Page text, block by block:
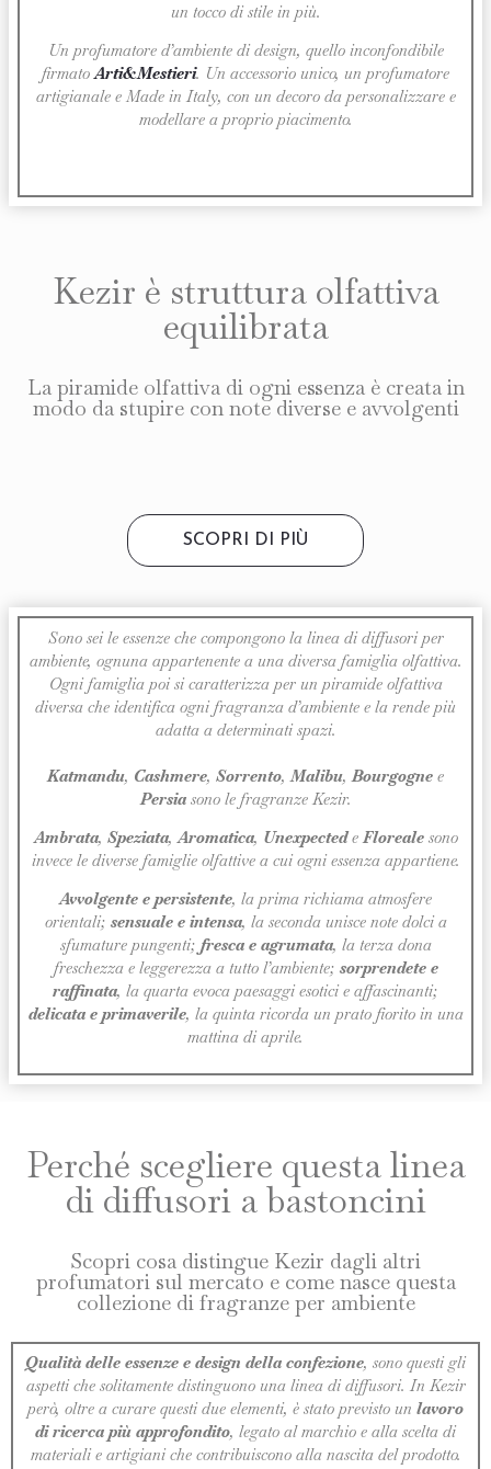
un tocco di stile in più.
Un profumatore d’ambiente di design, quello inconfondibile
firmatoArti&Mestieri. Un accessorio unico, un profumatore
artigianale e Made in Italy, con un decoro da personalizzare e
modellare a proprio piacimento.
Kezir è struttura olfattiva
equilibrata
La piramide olfattiva di ogni essenza è creata in
modo da stupire con note diverse e avvolgenti
SCOPRI DI PIÙ
Sono sei le essenze che compongono la linea di diffusori per
ambiente, ognuna appartenente a una diversa famiglia olfattiva.
Ogni famiglia poi si caratterizza per un piramide olfattiva
diversa che identifica ogni fragranza d’ambiente e la rende più
adatta a determinati spazi.
Katmandu, Cashmere, Sorrento, Malibu, Bourgogne e
Persiasono le fragranze Kezir.
Ambrata, Speziata,Aromatica, UnexpectedeFlorealesono
invece le diverse famiglie olfattive a cui ogni essenza appartiene.
Avvolgente e persistente, la prima richiama atmosfere
orientali; sensuale e intensa, la seconda unisce note dolci a
sfumature pungenti; fresca e agrumata, la terza dona
freschezza e leggerezza a tutto l’ambiente; sorprendete e
raffinata, la quarta evoca paesaggi esotici e affascinanti;
delicata e primaverile, la quinta ricorda un prato fiorito in una
mattina di aprile.
Perché scegliere questa linea
di diffusori a bastoncini
Scopri cosa distingue Kezir dagli altri
profumatori sul mercato e come nasce questa
collezione di fragranze per ambiente
Qualità delle essenze e design della confezione, sono questi gli
aspetti che solitamente distinguono una linea di diffusori. In Kezir
però, oltre a curare questi due elementi, è stato previsto un lavoro
di ricerca più approfondito, legato al marchio e alla scelta di
materiali e artigiani che contribuiscono alla nascita del prodotto.